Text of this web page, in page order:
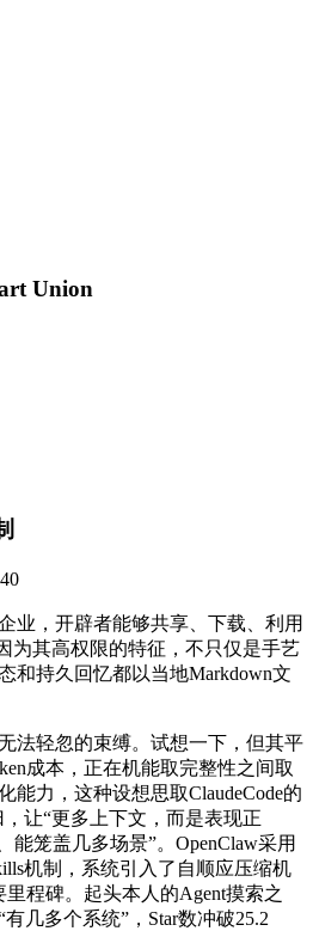
Union
，开辟者能够共享、下载、利用
为其高权限的特征，不只仅是手艺
和持久回忆都以当地Markdown文
轻忽的束缚。试想一下，但其平
成本，正在机能取完整性之间取
能力，这种设想思取ClaudeCode的
让“更多上下文，而是表现正
能笼盖几多场景”。OpenClaw采用
机制，系统引入了自顺应压缩机
程碑。起头本人的Agent摸索之
几多个系统”，Star数冲破25.2